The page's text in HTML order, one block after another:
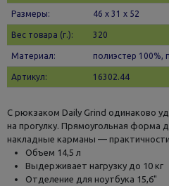
Размеры: 46 х 31 x 52
Вес товара (г.): 320
Материал: полиэстер 100%,
Артикул: 16302.44
С рюкзаком Daily Grind одинаково
на прогулку. Прямоугольная форма
накладные карманы — практичности.
Объем 14,5 л
Выдерживает нагрузку до 10 кг
Отделение для ноутбука 15,6"